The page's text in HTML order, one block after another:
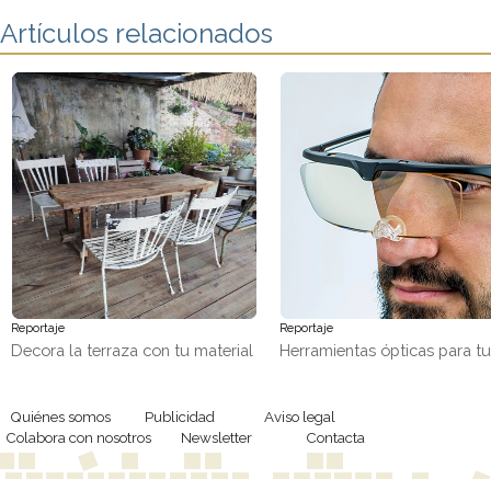
Artículos relacionados
Reportaje
Decora la terraza con tu material
Reportaje
Herramientas ópticas para
Quiénes somos Publicidad
Aviso legal
Colabora con nosotros
Newsletter Contacta